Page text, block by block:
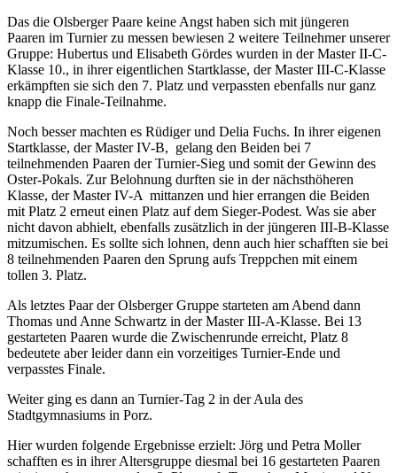
Das die Olsberger Paare keine Angst haben sich mit jüngeren
Paaren im Turnier zu messen bewiesen 2 weitere Teilnehmer unserer
Gruppe: Hubertus und Elisabeth Gördes wurden in der Master II-C-
Klasse 10., in ihrer eigentlichen Startklasse, der Master III-C-Klasse
erkämpften sie sich den 7. Platz und verpassten ebenfalls nur ganz
knapp die Finale-Teilnahme.
Noch besser machten es Rüdiger und Delia Fuchs. In ihrer eigenen
Startklasse, der Master IV-B, gelang den Beiden bei 7
teilnehmenden Paaren der Turnier-Sieg und somit der Gewinn des
Oster-Pokals. Zur Belohnung durften sie in der nächsthöheren
Klasse, der Master IV-A mittanzen und hier errangen die Beiden
mit Platz 2 erneut einen Platz auf dem Sieger-Podest. Was sie aber
nicht davon abhielt, ebenfalls zusätzlich in der jüngeren III-B-Klasse
mitzumischen. Es sollte sich lohnen, denn auch hier schafften sie bei
8 teilnehmenden Paaren den Sprung aufs Treppchen mit einem
tollen 3. Platz.
Als letztes Paar der Olsberger Gruppe starteten am Abend dann
Thomas und Anne Schwartz in der Master III-A-Klasse. Bei 13
gestarteten Paaren wurde die Zwischenrunde erreicht, Platz 8
bedeutete aber leider dann ein vorzeitiges Turnier-Ende und
verpasstes Finale.
Weiter ging es dann an Turnier-Tag 2 in der Aula des
Stadtgymnasiums in Porz.
Hier wurden folgende Ergebnisse erzielt: Jörg und Petra Moller
schafften es in ihrer Altersgruppe diesmal bei 16 gestarteten Paaren